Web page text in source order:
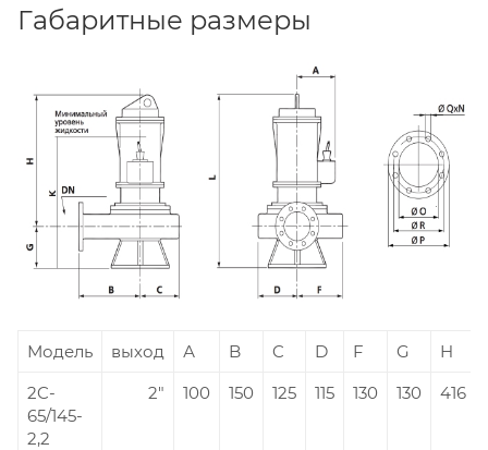
Габаритные размеры
Модель выход А B C D F G H
2C-
65/145-
2,2
2" 100 150 125 115 130 130 416